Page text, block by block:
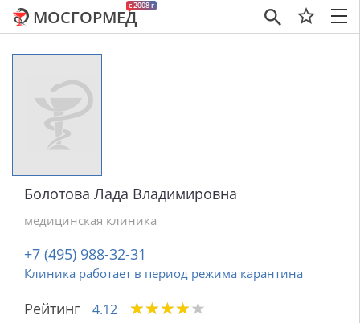
×
c 2008 г
МОСГОРМЕД
Болотова Лада Владимировна
медицинская клиника
+7 (495) 988-32-31
Клиника работает в период режима карантина
Рейтинг 4.12 ★★★★★
★★★★★